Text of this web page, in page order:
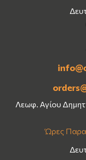
Λεωφ. Αγίου
Ώρες